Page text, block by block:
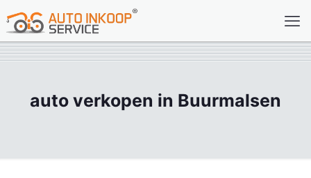
auto verkopen in Buurmalsen